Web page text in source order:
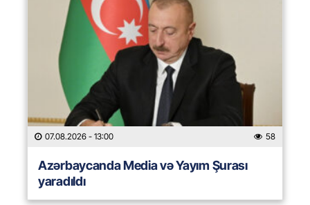
07.08.2026 - 13:00 58
Azərbaycanda Media və Yayım Şurası
yaradıldı